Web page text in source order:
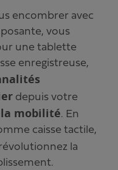
encombrer avec
vous
une tablette
enregistreuse,
depuis votre
la mobilité. En
caisse tactile,
la